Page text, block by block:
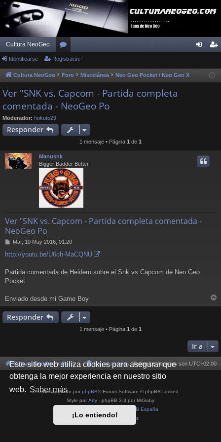
Este sitio web utiliza cookies para asegurar que
obtenga la mejor experiencia en nuestro sitio
web. Saber más
¡Lo entiendo!
Cultura NeoGeo
or
os ist
Identificarse Registrarse
Cultura NeoGeo Foro Miscelánea Neo Geo Pocket / Neo Geo X
Ver "SNK vs. Capcom - Partida completa
comentada - NeoGeo Po
Moderador: hokuto29
Responder
1 mensaje • Página 1 de 1
Manusnk
Bigger Badder Better
Ver "SNK vs. Capcom - Partida completa comentada -
NeoGeo Po
M
n
a
Mar, 10 May 2016, 01:20
http://youtu.be/U6ch-MaCQNU
Partida comentada de Heidern sobre el Snk vs Capcom de Neo Geo
Pocket
Enviado desde mi Game Boy
r
Responder
1 mensaje • Página 1 de 1
Ir a
Cultura NeoGeo Foro Todos los horarios son UTC+02:00
Borrar cookies
Desarrollado por phpBB® Forum Software © phpBB Limited
Style por Arty - phpBB 3.3 por MrGaby
phpBB España
Privacidad|Condiciones